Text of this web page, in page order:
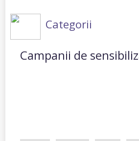
Categorii
Campanii de